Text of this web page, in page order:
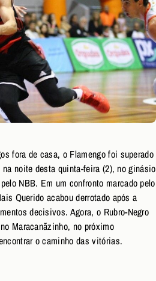
fora de casa, o Flamengo foi superado
noite desta quinta-feira (2), no ginásio
NBB. Em um confronto marcado pelo
Querido acabou derrotado após a
decisivos. Agora, o Rubro-Negro
Maracanãzinho, no próximo
o caminho das vitórias.